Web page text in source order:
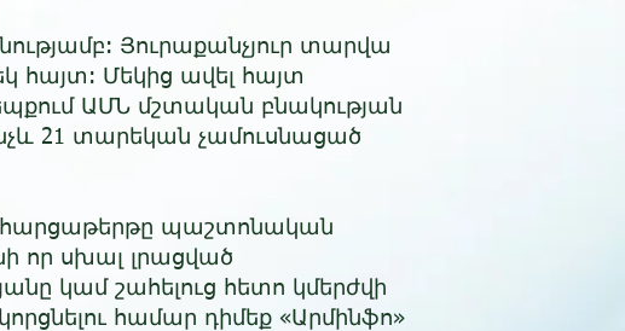
Յուրաքանչյուր տարվա
հայտ: Մեկից ավել հայտ
ԱՄՆ մշտական բնակության
21 տարեկան չամուսնացած
հարցաթերթը պաշտոնական
որ սխալ լրացված
կամ շահելուց հետո կմերժվի
համար դիմեք «Արմինֆո»